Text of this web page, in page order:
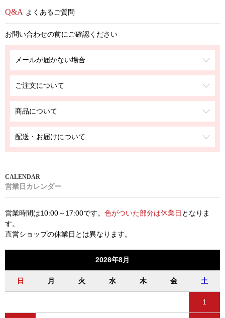
よくあるご質問
お問い合わせの前にご確認ください
メールが届かない場合
ご注文について
商品について
配送・お届けについて
営業日カレンダー
営業時間は10:00～17:00です。 色がついた部分は休業日 となりま
す。
直営ショップの休業日とは異なります。
2026年8月
日 月 火 水 木 金 土
1